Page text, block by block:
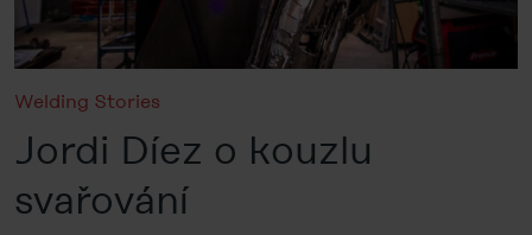
Welding Stories
Jordi Díez o kouzlu
svařování